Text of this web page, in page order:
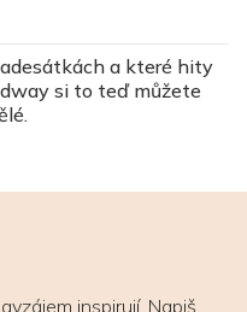
a které hity
si to teď můžete
inspirují. Napiš